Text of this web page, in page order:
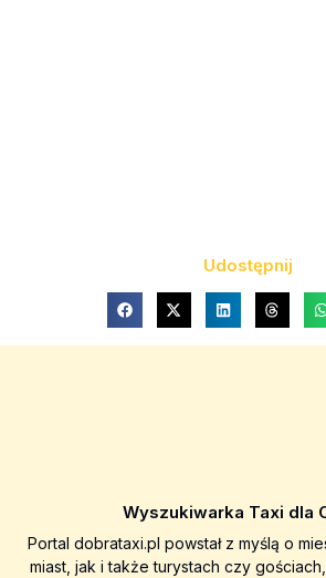
Udostępnij
Wyszukiwarka Taxi dla
Portal dobrataxi.pl powstał z myślą o
miast, jak i także turystach czy